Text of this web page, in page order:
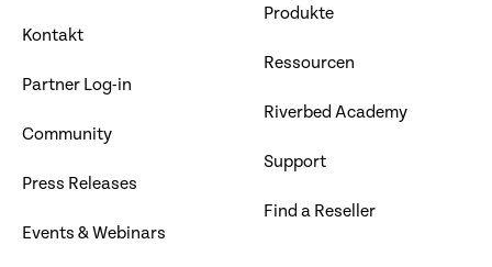
Kontakt
Partner Log-in
Community
Press Releases
Events & Webinars
Produkte
Ressourcen
Riverbed Academy
Support
Find a Reseller